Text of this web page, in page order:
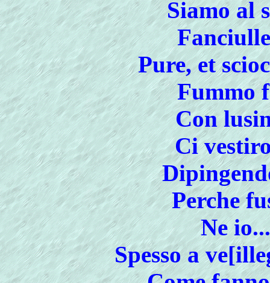
Siamo al
Pure, et
Fummo
Con
Ci
Perche
Ne
Spesso a